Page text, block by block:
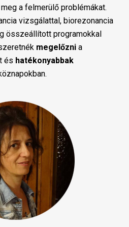
a felmerülő problémákat.
vizsgálattal, biorezonancia
összeállított programokkal
megelőzni a
és hatékonyabbak